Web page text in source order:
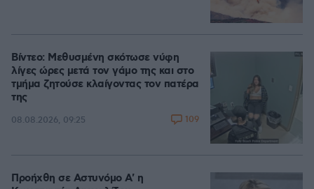
Βίντεο: Μεθυσμένη σκότωσε νύφη
λίγες ώρες μετά τον γάμο της και στο
τμήμα ζητούσε κλαίγοντας τον πατέρα
της
08.08.2026, 09:25 109
Προήχθη σε Αστυνόμο Α' η